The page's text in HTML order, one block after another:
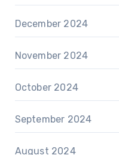
December 2024
November 2024
October 2024
September 2024
August 2024